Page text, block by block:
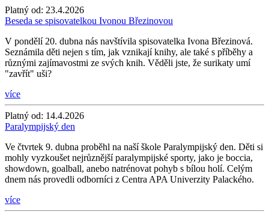
Platný od: 23.4.2026
Beseda se spisovatelkou Ivonou Březinovou
V pondělí 20. dubna nás navštívila spisovatelka Ivona Březinová.
Seznámila děti nejen s tím, jak vznikají knihy, ale také s příběhy a
různými zajímavostmi ze svých knih. Věděli jste, že surikaty umí
"zavřít" uši?
více
Platný od: 14.4.2026
Paralympijský den
Ve čtvrtek 9. dubna proběhl na naší škole Paralympijský den. Děti si
mohly vyzkoušet nejrůznější paralympijské sporty, jako je boccia,
showdown, goalball, anebo natrénovat pohyb s bílou holí. Celým
dnem nás provedli odborníci z Centra APA Univerzity Palackého.
více